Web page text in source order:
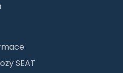
SEAT